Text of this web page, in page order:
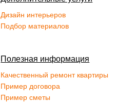
Дизайн интерьеров
Подбор материалов
Полезная информация
Качественный ремонт квартиры
Пример договора
Пример сметы